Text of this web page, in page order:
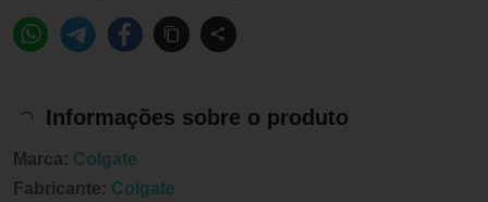
Informações sobre o produto
Marca: Colgate
Fabricante: Colgate